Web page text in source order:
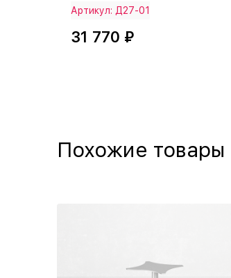
Артикул: Д27-01
31 770 ₽
Похожие товары